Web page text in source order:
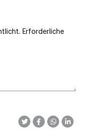
Erforderliche